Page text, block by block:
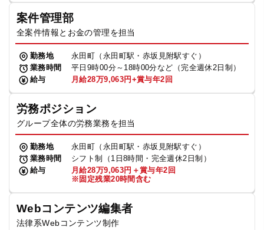
案件管理部
全案件情報とお金の管理を担当
勤務地
永田町（永田町駅・赤坂見附駅すぐ）
業務時間
平日9時00分～18時00分など（完全週休2日制）
給与
月給28万9,063円+賞与年2回
労務ポジション
グループ全体の労務業務を担当
勤務地
永田町（永田町駅・赤坂見附駅すぐ）
業務時間
シフト制（1日8時間・完全週休2日制）
給与
月給28万9,063円＋賞与年2回
※固定残業20時間含む
Webコンテンツ編集者
法律系Webコンテンツ制作